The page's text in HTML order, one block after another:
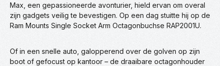
Max, een gepassioneerde avonturier, hield ervan om overal
zijn gadgets veilig te bevestigen. Op een dag stuitte hij op de
Ram Mounts Single Socket Arm Octagonbuchse RAP2001U.
Of in een snelle auto, galopperend over de golven op zijn
boot of gefocust op kantoor – de draaibare octagonhouder